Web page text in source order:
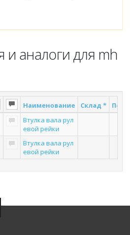
аналоги для mh
Наименование Склад *
Втулка вала рул
евой рейки
Втулка вала рул
евой рейки